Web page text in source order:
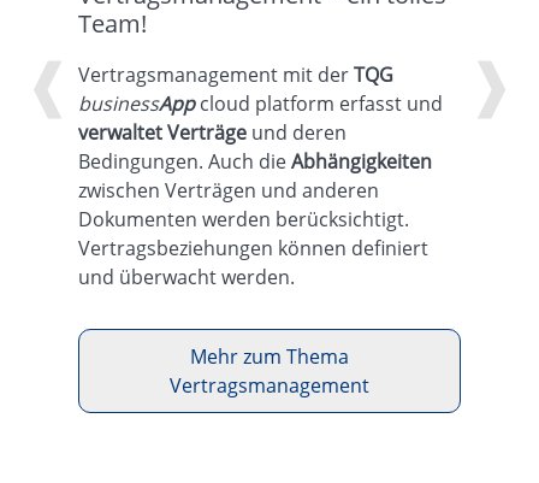
❰
Team!
Vertragsmanagement mit derTQG
businessAppcloud platform erfasst und
verwaltet Verträge und deren
Bedingungen. Auch dieAbhängigkeiten
zwischen Verträgen und anderen
Dokumenten werden berücksichtigt.
Vertragsbeziehungen können definiert
und überwacht werden.
Mehr zum Thema
Vertragsmanagement
❱